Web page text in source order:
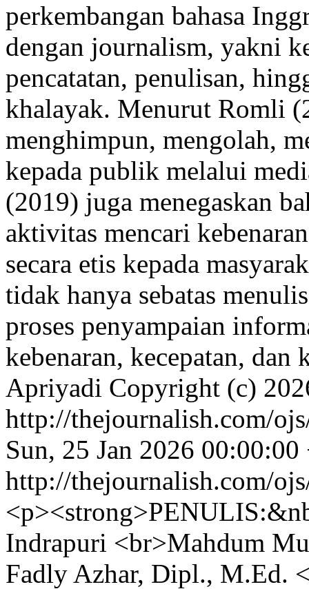
perkembangan bahasa
dengan journalism, yakni
pencatatan, penulisan,
khalayak. Menurut Romli
menghimpun, mengolah,
kepada publik melalui
(2019) juga menegaskan
aktivitas mencari
secara etis kepada
tidak hanya sebatas
proses penyampaian
kebenaran, kecepatan,
Apriyadi Copyright (c)
http://thejournalish.com/
Sun, 25 Jan 2026 00:00:00
http://thejournalish.com/
Indrapuri <br>Mahdum
Fadly Azhar, Dipl., M.Ed.